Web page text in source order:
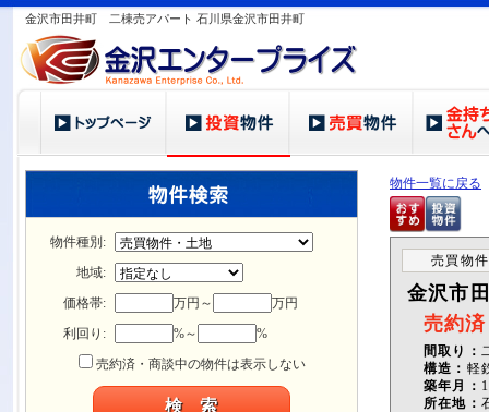
金沢市田井町 二棟売アパート 石川県金沢市田井町
物件一覧に戻る
売買物
金沢市
売約済
間取り：
構造： 軽
築年月：
所在地：
物件種別:
地域:
価格帯:
万円～
万円
利回り:
%～
%
売約済・商談中の物件は表示しない